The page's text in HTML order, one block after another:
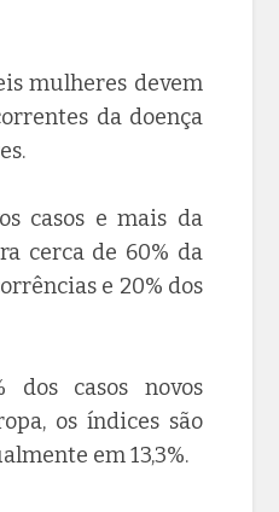
mulheres devem
da doença
casos e mais da
cerca de 60% da
e 20% dos
dos casos novos
os índices são
em 13,3%.